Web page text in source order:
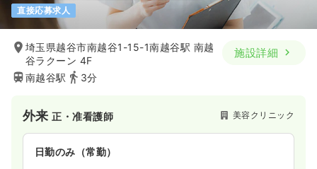
直接応募求人
埼玉県越谷市南越谷1-15-1南越谷駅 南越
谷ラクーン 4F
南越谷駅
3分
施設詳細
外来正・准看護師 美容クリニック
日勤のみ（常勤）